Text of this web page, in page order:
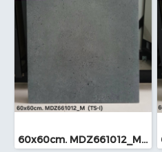
60x60cm. MDZ661012_M (TS-I)